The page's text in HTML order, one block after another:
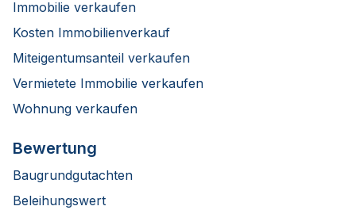
Immobilie verkaufen
Kosten Immobilienverkauf
Miteigentumsanteil verkaufen
Vermietete Immobilie verkaufen
Wohnung verkaufen
Bewertung
Baugrundgutachten
Beleihungswert